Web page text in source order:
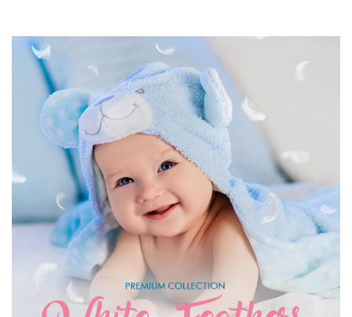
Please select
Free Feather Overlay #25
Small 800*600px